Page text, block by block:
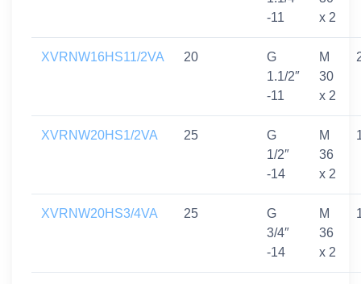
-11
x 2
XVRNW16HS11/2VA 20
G
1.1/2″
-11
M
30
x 2
XVRNW20HS1/2VA 25
G
1/2″
-14
M
36
x 2
XVRNW20HS3/4VA 25
G
3/4″
-14
M
36
x 2